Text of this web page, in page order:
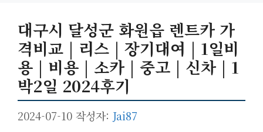
대구시 달성군 화원읍 렌트카 가
격비교 | 리스 | 장기대여 | 1일비
용 | 비용 | 소카 | 중고 | 신차 | 1
박2일 2024후기
2024-07-10 작성자: Jai87